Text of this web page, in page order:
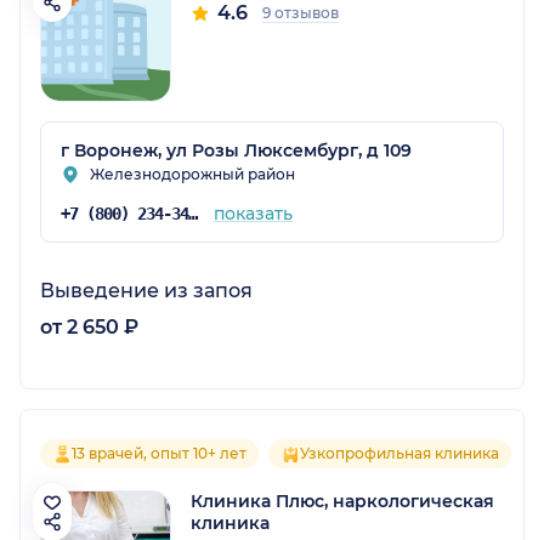
4.6 9 отзывов
г Воронеж, ул Розы Люксембург, д 109
Железнодорожный район
+7 (800) 234-34-34 показать
Выведение из запоя
от 2 650 ₽
13 врачей, опыт 10+ лет Узкопрофильная клиника
Клиника Плюс, наркологическая
клиника